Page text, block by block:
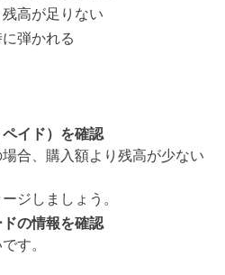
高が足りない
弾かれる
イド）を確認
合、購入額より残高が少ない
ジしましょう。
の情報を確認
す。